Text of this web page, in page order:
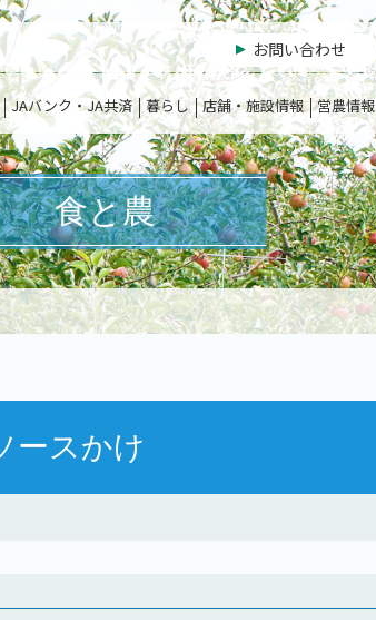
お問い合わせ
JAバンク・JA共済 暮らし 店舗・施設情報 営農情報
食と農
ースかけ